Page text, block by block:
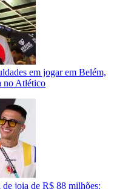
em jogar em Belém,
no Atlético
de joia de R$ 88 milhões: